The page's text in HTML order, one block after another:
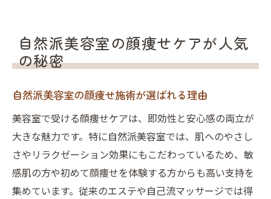
自然派美容室の顔痩せケアが人気
の秘密
自然派美容室の顔痩せ施術が選ばれる理由
美容室で受ける顔痩せケアは、即効性と安心感の両立が
大きな魅力です。特に自然派美容室では、肌へのやさし
さやリラクゼーション効果にもこだわっているため、敏
感肌の方や初めて顔痩せを体験する方からも高い支持を
集めています。従来のエステや自己流マッサージでは得